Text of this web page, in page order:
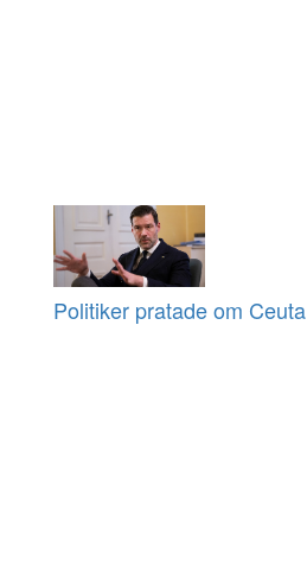
Politiker pratade om Ceuta